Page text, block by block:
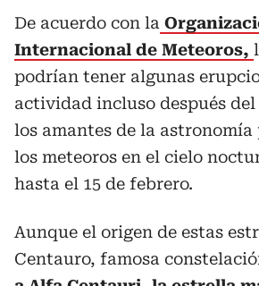
De acuerdo con la
Internacional de Meteoros,
podrían tener algunas
actividad incluso después
los amantes de la
los meteoros en el cielo
hasta el 15 de febrero.
Aunque el origen de estas
Centauro, famosa